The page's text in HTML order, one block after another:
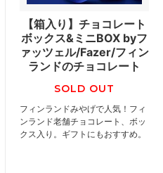
【箱入り】チョコレート
ボックス&ミニBOX byフ
ァッツェル/Fazer/フィン
ランドのチョコレート
SOLD OUT
フィンランドみやげで人気！フィ
ンランド老舗チョコレート、ボッ
クス入り。ギフトにもおすすめ。